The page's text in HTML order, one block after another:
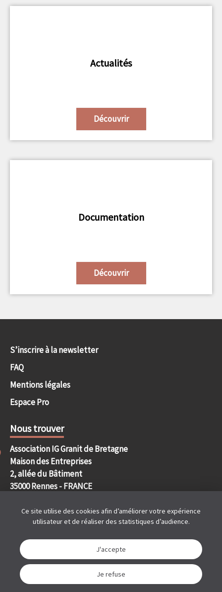
Actualités
Découvrir
Documentation
Découvrir
S’inscrire à la newsletter
FAQ
Mentions légales
Espace Pro
Nous trouver
Association IG Granit de Bretagne
Maison des Entreprises
2, allée du Bâtiment
35000 Rennes - FRANCE
Nous contacter
Ce site utilise des cookies afin d’améliorer votre expérience
utilisateur et de réaliser des statistiques d’audience.